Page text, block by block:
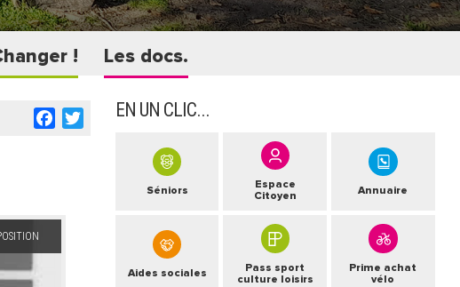
! Les docs.
FacebookTwitterEN UN CLIC...
Séniors
Espace
Citoyen
Annuaire
Aides sociales
Pass sport
culture loisirs
Prime achat
vélo